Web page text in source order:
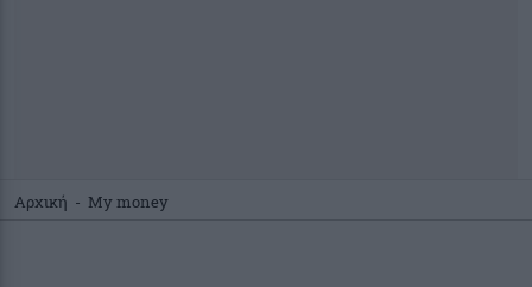
Αρχική - My money